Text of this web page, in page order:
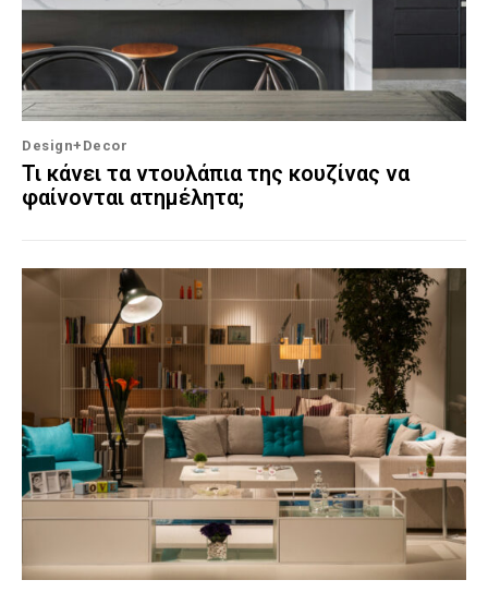
Design+Decor
Τι κάνει τα ντουλάπια της κουζίνας να
φαίνονται ατημέλητα;